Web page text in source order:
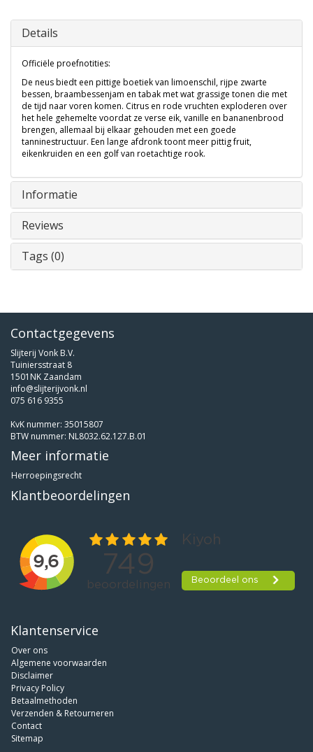
Details
Officiële proefnotities:
De neus biedt een pittige boetiek van limoenschil, rijpe zwarte
bessen, braambessenjam en tabak met wat grassige tonen die met
de tijd naar voren komen. Citrus en rode vruchten exploderen over
het hele gehemelte voordat ze verse eik, vanille en bananenbrood
brengen, allemaal bij elkaar gehouden met een goede
tanninestructuur. Een lange afdronk toont meer pittig fruit,
eikenkruiden en een golf van roetachtige rook.
Informatie
Reviews
Tags (0)
Contactgegevens
Slijterij Vonk B.V.
Tuiniersstraat 8
1501NK Zaandam
info@slijterijvonk.nl
075 616 9355
KvK nummer: 35015807
BTW nummer: NL8032.62.127.B.01
Meer informatie
Herroepingsrecht
Klantbeoordelingen
Klantenservice
Over ons
Algemene voorwaarden
Disclaimer
Privacy Policy
Betaalmethoden
Verzenden & Retourneren
Contact
Sitemap